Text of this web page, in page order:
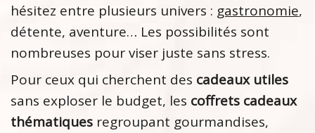
hésitez entre plusieurs univers : gastronomie,
détente, aventure… Les possibilités sont
nombreuses pour viser juste sans stress.
Pour ceux qui cherchent des cadeaux utiles
sans exploser le budget, les coffrets cadeaux
thématiques regroupant gourmandises,